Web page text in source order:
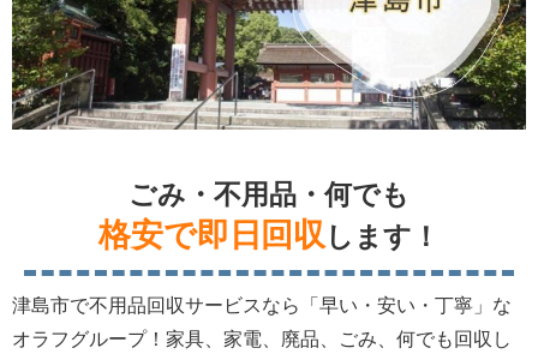
ごみ・不用品・何でも
格安で即日回収 します！
津島市で不用品回収サービスなら「早い・安い・丁寧」な
オラフグループ！家具、家電、廃品、ごみ、何でも回収し